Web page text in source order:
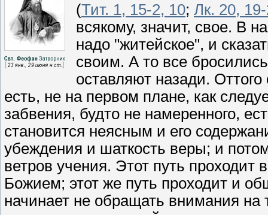
(Тит. 1, 15-2, 10; Лк. 20,
всякому, значит, свое. В
надо "житейское", и
своим. А то все
оставляют назади.
есть, не на первом плане, как
забвения, будто не намеренного,
становится неясным и его
убеждения и шаткость веры; и
ветров учения. Этот путь проходит
Божием; этот же путь проходит и
начинает не обращать внимания на